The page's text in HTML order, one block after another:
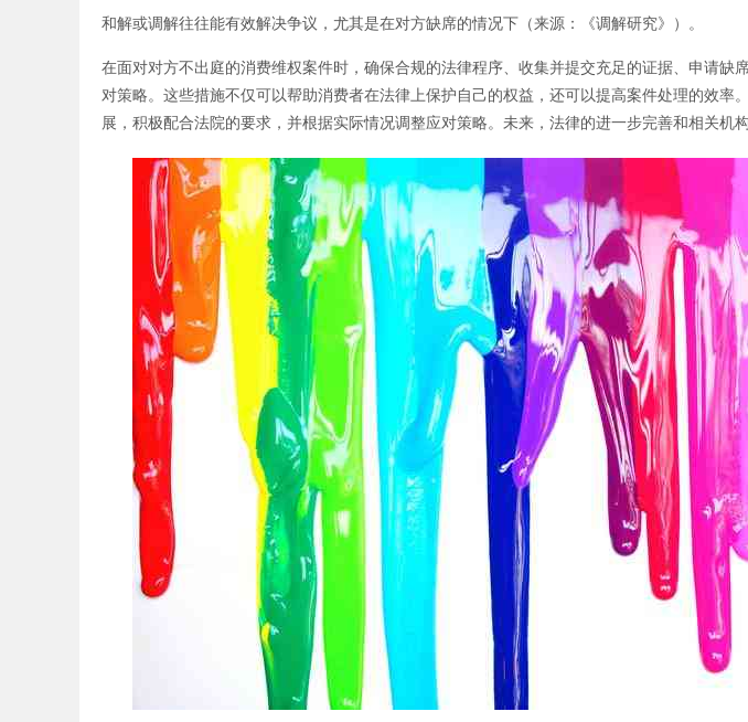
和解或调解往往能有效解决争议，尤其是在对方缺席的情况下（来源：《调解研究》）。
在面对对方不出庭的消费维权案件时，确保合规的法律程序、收集并提交充足的证据、申请缺
对策略。这些措施不仅可以帮助消费者在法律上保护自己的权益，还可以提高案件处理的效率
展，积极配合法院的要求，并根据实际情况调整应对策略。未来，法律的进一步完善和相关机